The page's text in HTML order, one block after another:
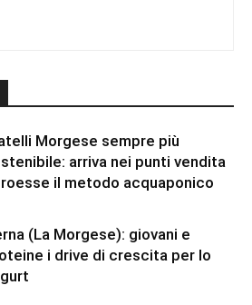
Morgese sempre più
arriva nei punti vendita
il metodo acquaponico
(La Morgese): giovani e
i drive di crescita per lo